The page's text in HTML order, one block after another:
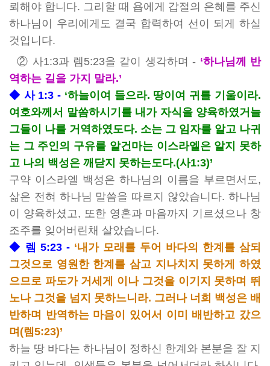
뢰해야 합니다. 그리할 때 욥에게 갑절의 은혜를 주신
하나님이 우리에게도 결국 합력하여 선이 되게 하실
것입니다.
② 사1:3과 렘5:23을 같이 생각하며 - ‘하나님께 반
역하는 길을 가지 말라.’
◆ 사 1:3 - ‘하늘이여 들으라. 땅이여 귀를 기울이라.
여호와께서 말씀하시기를 내가 자식을 양육하였거늘
그들이 나를 거역하였도다. 소는 그 임자를 알고 나귀
는 그 주인의 구유를 알건마는 이스라엘은 알지 못하
고 나의 백성은 깨닫지 못하는도다.(사1:3)’
구약 이스라엘 백성은 하나님의 이름을 부르면서도,
삶은 전혀 하나님 말씀을 따르지 않았습니다. 하나님
이 양육하셨고, 또한 영혼과 마음까지 기르셨으나 창
조주를 잊어버린채 살았습니다.
◆ 렘 5:23 - ‘내가 모래를 두어 바다의 한계를 삼되
그것으로 영원한 한계를 삼고 지나치지 못하게 하였
으므로 파도가 거세게 이나 그것을 이기지 못하며 뛰
노나 그것을 넘지 못하느니라. 그러나 너희 백성은 배
반하며 반역하는 마음이 있어서 이미 배반하고 갔으
며(렘5:23)’
하늘 땅 바다는 하나님이 정하신 한계와 본분을 잘 지